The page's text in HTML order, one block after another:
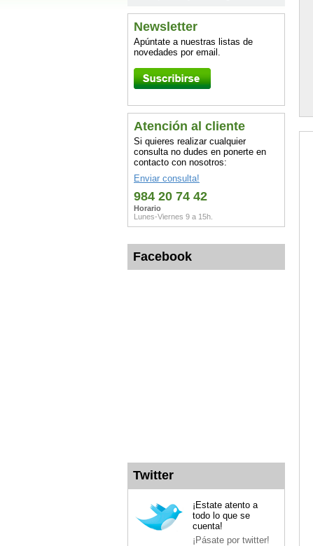
Newsletter
Apúntate a nuestras listas de
novedades por email.
Atención al cliente
Si quieres realizar cualquier
consulta no dudes en ponerte en
contacto con nosotros:
Enviar consulta!
984 20 74 42
Horario
Lunes-Viernes 9 a 15h.
Facebook
Twitter
¡Estate atento a
todo lo que se
cuenta!
¡Pásate por twitter!